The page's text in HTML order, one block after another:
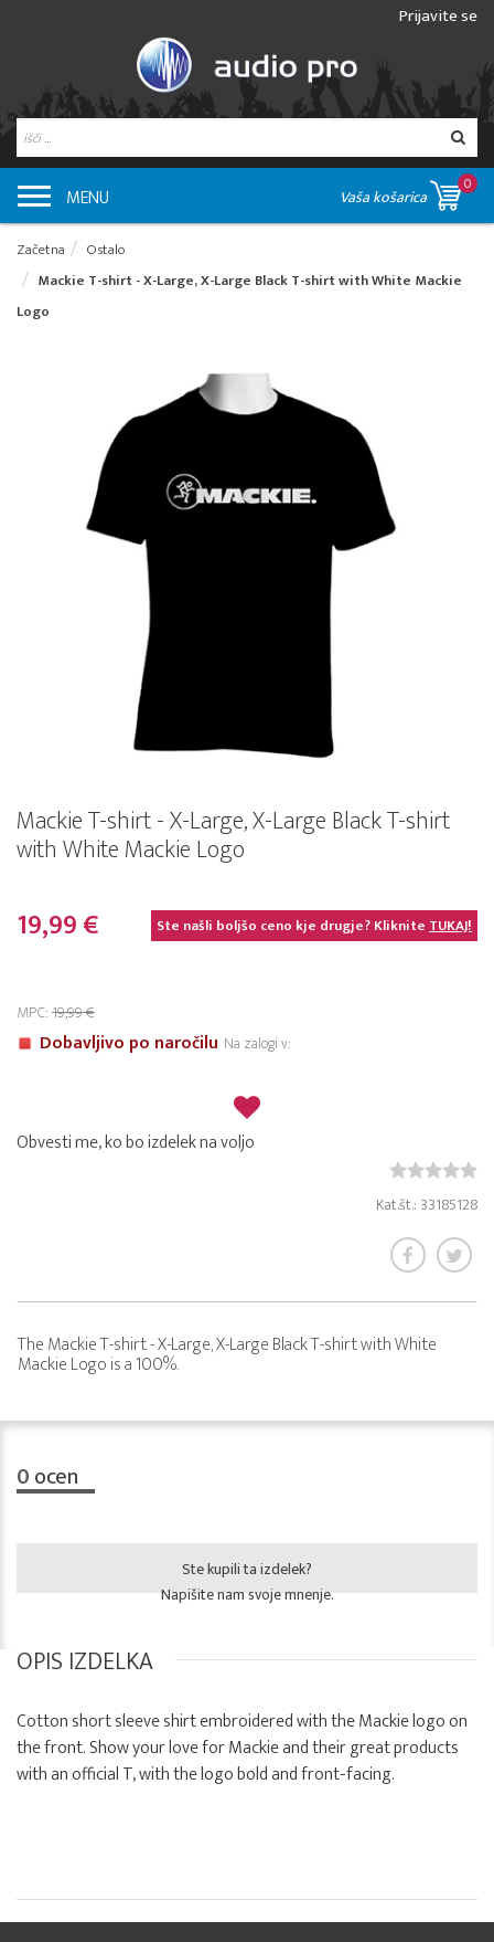
Prijavite se
MENU Vaša košarica
0
Začetna
Ostalo
Mackie T-shirt - X-Large, X-Large Black T-shirt with White Mackie
Logo
Mackie T-shirt - X-Large, X-Large Black T-shirt
with White Mackie Logo
19,99 € Ste našli boljšo ceno kje drugje? KlikniteTUKAJ!
MPC:19,99 €
Dobavljivo po naročilu Na zalogi v:
Obvesti me, ko bo izdelek na voljo
Kat.št.: 33185128
The Mackie T-shirt - X-Large, X-Large Black T-shirt with White
Mackie Logo is a 100%.
0ocen
Ste kupili ta izdelek?
Napišite nam svoje mnenje.
OPIS IZDELKA
Cotton short sleeve shirt embroidered with the Mackie logo on
the front. Show your love for Mackie and their great products
with an official T, with the logo bold and front-facing.